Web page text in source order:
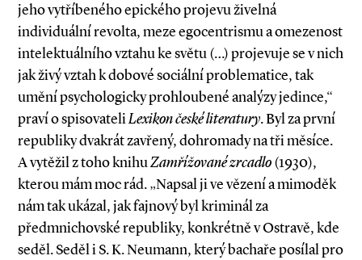
jeho vytříbeného epického projevu živelná
individuální revolta, meze egocentrismu a omezenost
intelektuálního vztahu ke světu (…) projevuje se v nich
jak živý vztah k dobové sociální problematice, tak
umění psychologicky prohloubené analýzy jedince,“
praví o spisovateliLexikon české literatury. Byl za první
republiky dvakrát zavřený, dohromady na tři měsíce.
A vytěžil z toho knihuZamřížované zrcadlo(1930),
kterou mám moc rád. „Napsal ji ve vězení a mimoděk
nám tak ukázal, jak fajnový byl kriminál za
předmnichovské republiky, konkrétně v Ostravě, kde
seděl. Seděl i S. K. Neumann, který bachaře posílal pro